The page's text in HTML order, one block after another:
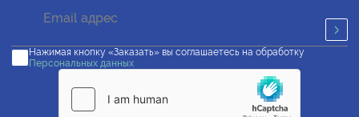
Нажимая кнопку «Заказать» вы соглашаетесь на обработку
Персональных данных